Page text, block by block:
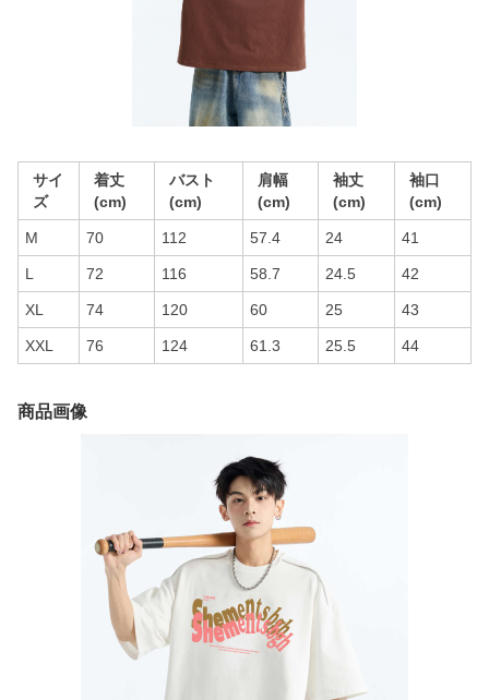
サイ
ズ
着丈
(cm)
バスト
(cm)
肩幅
(cm)
袖丈
(cm)
袖口
(cm)
M 70 112 57.4 24 41
L 72 116 58.7 24.5 42
XL 74 120 60 25 43
XXL 76 124 61.3 25.5 44
商品画像